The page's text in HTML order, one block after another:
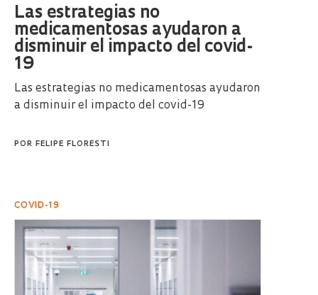
Las estrategias no
medicamentosas ayudaron a
disminuir el impacto del covid-
19
Las estrategias no medicamentosas ayudaron
a disminuir el impacto del covid-19
POR FELIPE FLORESTI
COVID-19